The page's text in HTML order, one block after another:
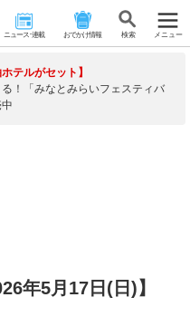
ニュース･連載 おでかけ情報 検 索 メニュー
テルがセット】
！「みなとみらいフェスティバ
年5月17日(日)】